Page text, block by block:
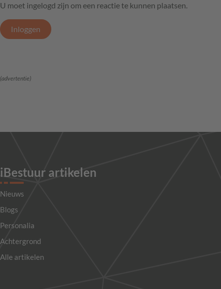
U moet ingelogd zijn om een reactie te kunnen plaatsen.
Inloggen
(advertentie)
iBestuur artikelen
Nieuws
Blogs
Personalia
Achtergrond
Alle artikelen